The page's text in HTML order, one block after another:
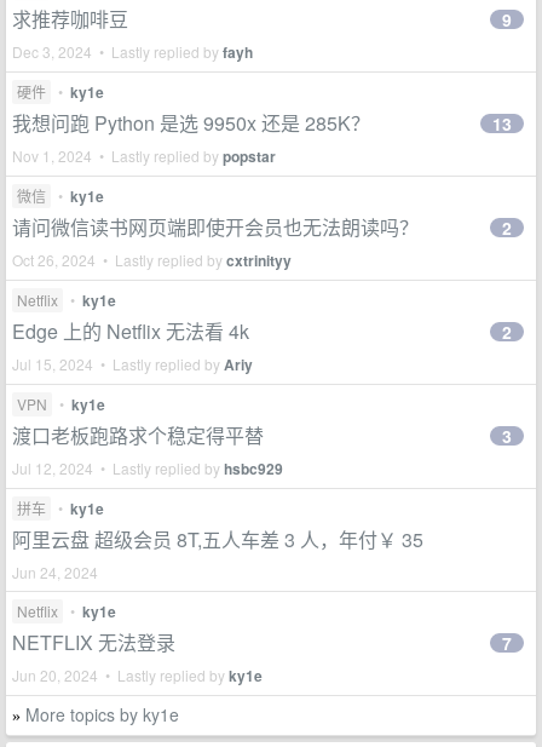
求推荐咖啡豆
Dec 3, 2024 • Lastly replied byfayh
9
硬件 • ky1e
我想问跑 Python 是选 9950x 还是 285K？
Nov 1, 2024 • Lastly replied bypopstar
13
微信 • ky1e
请问微信读书网页端即使开会员也无法朗读吗？
Oct 26, 2024 • Lastly replied bycxtrinityy
2
Netflix • ky1e
Edge 上的 Netflix 无法看 4k
Jul 15, 2024 • Lastly replied byAriy
2
VPN • ky1e
渡口老板跑路求个稳定得平替
Jul 12, 2024 • Lastly replied byhsbc929
3
拼车 • ky1e
阿里云盘 超级会员 8T,五人车差 3 人，年付￥ 35
Jun 24, 2024
Netflix
• ky1e
NETFLIX 无法登录
Jun 20, 2024 • Lastly replied byky1e
7
» More topics by ky1e